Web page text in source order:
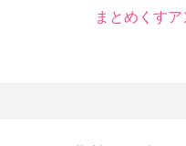
まとめくす